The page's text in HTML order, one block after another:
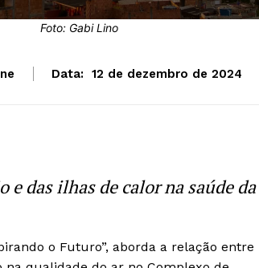
Foto: Gabi Lino
Data: 12 de dezembro de 2024
das ilhas de calor na saúde da
o Futuro”, aborda a relação entre